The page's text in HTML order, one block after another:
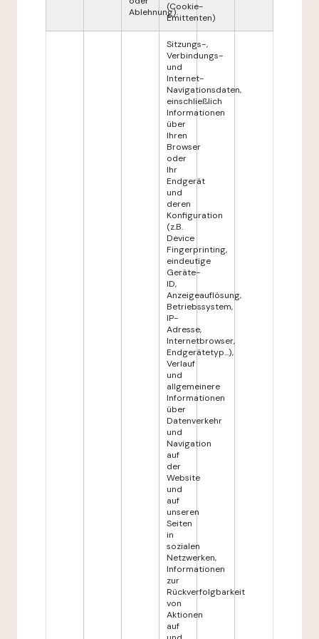
Ablehnung).(Cookie-
Emittenten)
Sitzungs-,
Verbindungs-
und
Internet-
Navigationsdaten,
einschließlich
Informationen
über
Ihren
Browser
oder
Ihr
Endgerät
und
deren
Konfiguration
(z.B.
Device
Fingerprinting,
eindeutige
Geräte-
ID,
Anzeigeauflösung,
Betriebssystem,
IP-
Adresse,
Internetbrowser,
Endgerätetyp...),
Verlauf
und
allgemeinere
Informationen
über
Datenverkehr
und
Navigation
auf
der
Website
und
auf
unseren
Seiten
in
sozialen
Netzwerken,
Informationen
zur
Rückverfolgbarkeit
von
Aktionen
auf